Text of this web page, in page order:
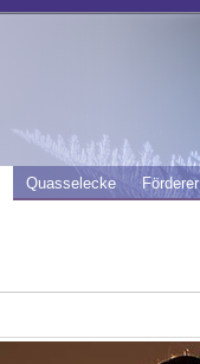
Quasselecke Förderer